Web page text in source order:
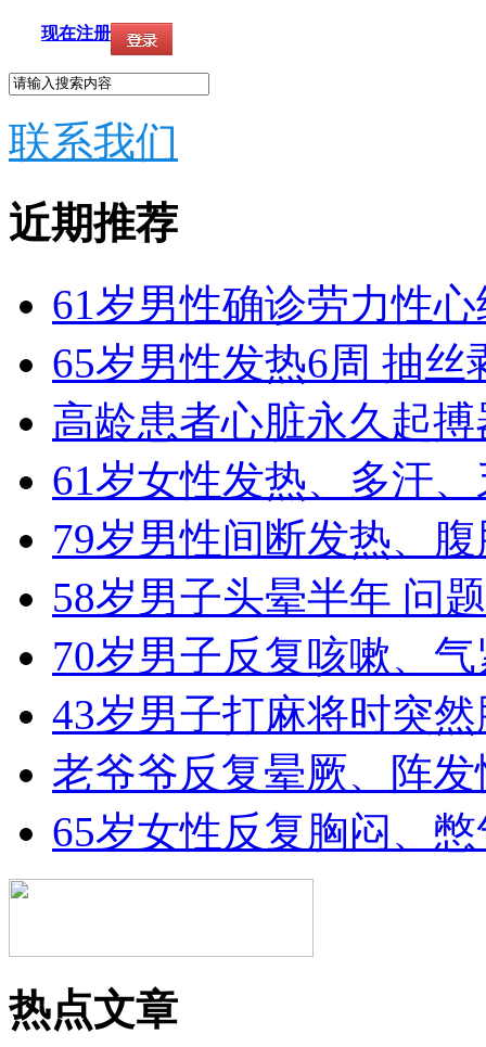
现在注册
联系我们
近期推荐
61岁男性确诊劳力性
65岁男性发热6周 抽
高龄患者心脏永久起
61岁女性发热、多汗
79岁男性间断发热、
58岁男子头晕半年 问
70岁男子反复咳嗽、
43岁男子打麻将时突
老爷爷反复晕厥、阵
65岁女性反复胸闷、
热点文章